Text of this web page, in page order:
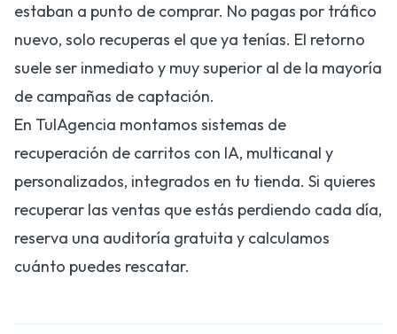
estaban a punto de comprar. No pagas por tráfico
nuevo, solo recuperas el que ya tenías. El retorno
suele ser inmediato y muy superior al de la mayoría
de campañas de captación.
En TuIAgencia montamos sistemas de
recuperación de carritos con IA, multicanal y
personalizados, integrados en tu tienda. Si quieres
recuperar las ventas que estás perdiendo cada día,
reserva una auditoría gratuita y calculamos
cuánto puedes rescatar.